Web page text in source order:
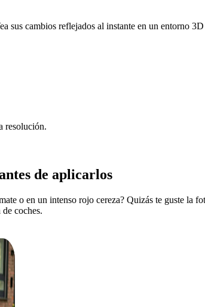
sus cambios reflejados al instante en un entorno
resolución.
de aplicarlos
o en un intenso rojo cereza? Quizás te guste la
coches.